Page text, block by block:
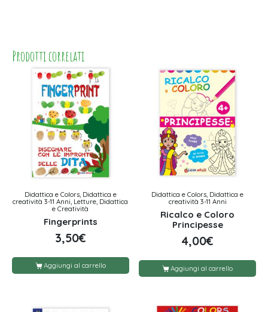
Prodotti correlati
Didattica e Colors, Didattica e
creatività 3-11 Anni, Letture, Didattica
e Creatività
Fingerprints
3,50€
Aggiungi al carrello
Didattica e Colors, Didattica e
creatività 3-11 Anni
Ricalco e Coloro
Principesse
4,00€
Aggiungi al carrello